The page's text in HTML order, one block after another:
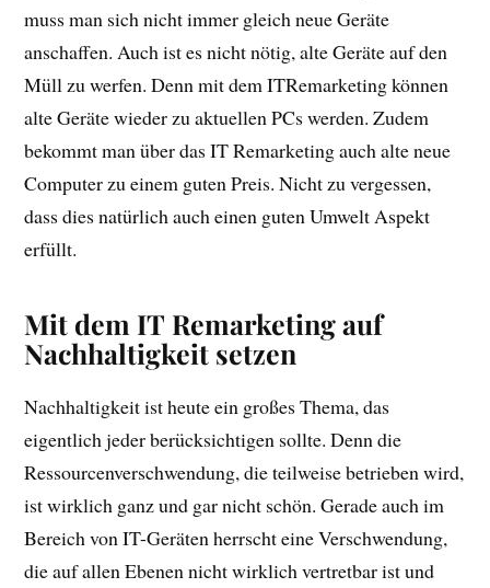
muss man sich nicht immer gleich neue Geräte
anschaffen. Auch ist es nicht nötig, alte Geräte auf den
Müll zu werfen. Denn mit dem ITRemarketing können
alte Geräte wieder zu aktuellen PCs werden. Zudem
bekommt man über das IT Remarketing auch alte neue
Computer zu einem guten Preis. Nicht zu vergessen,
dass dies natürlich auch einen guten Umwelt Aspekt
erfüllt.
Mit dem IT Remarketing auf
Nachhaltigkeit setzen
Nachhaltigkeit ist heute ein großes Thema, das
eigentlich jeder berücksichtigen sollte. Denn die
Ressourcenverschwendung, die teilweise betrieben wird,
ist wirklich ganz und gar nicht schön. Gerade auch im
Bereich von IT-Geräten herrscht eine Verschwendung,
die auf allen Ebenen nicht wirklich vertretbar ist und